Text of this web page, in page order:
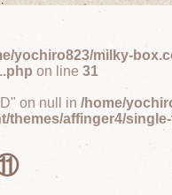
yochiro823/milky-
on line 31
on null in /home/
themes/affinger4/